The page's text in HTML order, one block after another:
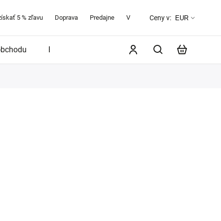
5 % zľavu Doprava Predajne Veľkostná tabuľka O značke
Ceny v: EUR
Blog